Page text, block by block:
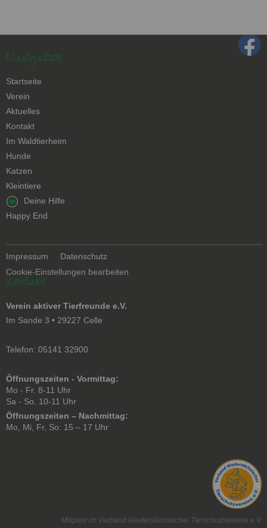
Navigation
Navigation
überspringen
Startseite
Verein
Aktuelles
Kontakt
Navigation
überspringen
Im Waldtierheim
Hunde
Katzen
Kleintiere
Navigation
überspringen
Deine Hilfe
Happy End
Navigation
überspringen
Impressum
Datenschutz
Cookie-Einstellungen bearbeiten
Kontakt
Verein aktiver Tierfreunde e.V.
Im Sande 3 • 29227 Celle
Telefon: 05141 32900
Öffnungszeiten - Vormittag:
Mo - Fr. 8-11 Uhr
Sa - So. 10-11 Uhr
Öffnungszeiten – Nachmittag:
Mo, Mi, Fr, So: 15 – 17 Uhr
Mitglied im Verband Niedersächsischer Tierschutzvereine e.V.